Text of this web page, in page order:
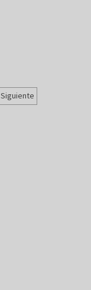
Siguiente